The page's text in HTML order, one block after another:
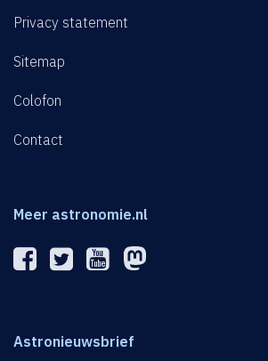
Privacy statement
Sitemap
Colofon
Contact
Meer astronomie.nl
Astronieuwsbrief